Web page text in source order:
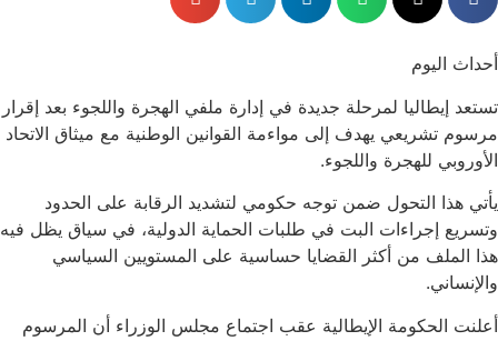
أحداث اليوم
تستعد إيطاليا لمرحلة جديدة في إدارة ملفي الهجرة واللجوء بعد إقرار
مرسوم تشريعي يهدف إلى مواءمة القوانين الوطنية مع ميثاق الاتحاد
الأوروبي للهجرة واللجوء.
يأتي هذا التحول ضمن توجه حكومي لتشديد الرقابة على الحدود
وتسريع إجراءات البت في طلبات الحماية الدولية، في سياق يظل فيه
هذا الملف من أكثر القضايا حساسية على المستويين السياسي
والإنساني.
أعلنت الحكومة الإيطالية عقب اجتماع مجلس الوزراء أن المرسوم